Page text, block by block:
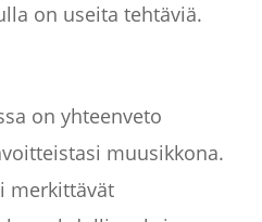
on useita tehtäviä.
on yhteenveto
muusikkona.
merkittävät